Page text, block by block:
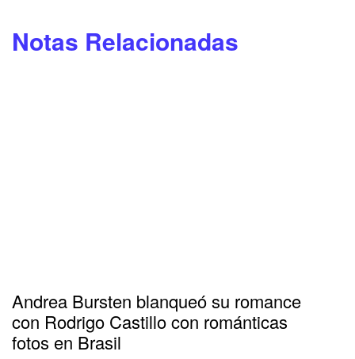
Notas Relacionadas
Andrea Bursten blanqueó su romance
con Rodrigo Castillo con románticas
fotos en Brasil